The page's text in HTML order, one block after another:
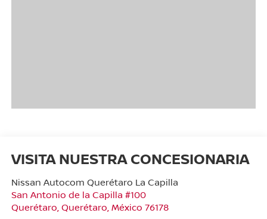
VISITA NUESTRA CONCESIONARIA
Nissan Autocom Querétaro La Capilla
San Antonio de la Capilla #100
Querétaro, Querétaro, México 76178